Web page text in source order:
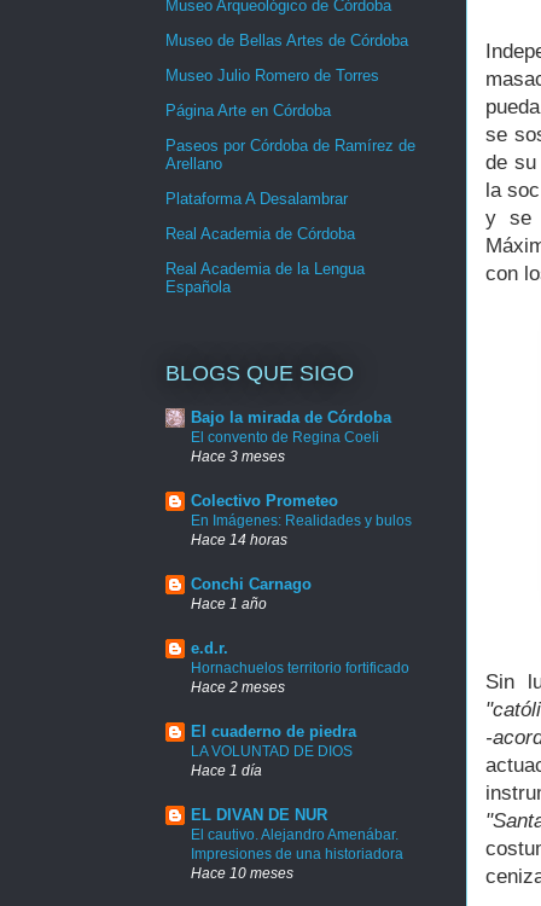
se
de su
la
y se
con
Sin
-
Museo Arqueológico de Córdoba
Museo de Bellas Artes de Córdoba
Museo Julio Romero de Torres
Página Arte en Córdoba
Paseos por Córdoba de Ramírez de
Arellano
Plataforma A Desalambrar
Real Academia de Córdoba
Real Academia de la Lengua
Española
BLOGS QUE SIGO
Bajo la mirada de Córdoba
El convento de Regina Coeli
Hace 3 meses
Colectivo Prometeo
En Imágenes: Realidades y bulos
Hace 14 horas
Conchi Carnago
Hace 1 año
e.d.r.
Hornachuelos territorio fortificado
Hace 2 meses
El cuaderno de piedra
LA VOLUNTAD DE DIOS
Hace 1 día
EL DIVAN DE NUR
El cautivo. Alejandro Amenábar.
Impresiones de una historiadora
Hace 10 meses